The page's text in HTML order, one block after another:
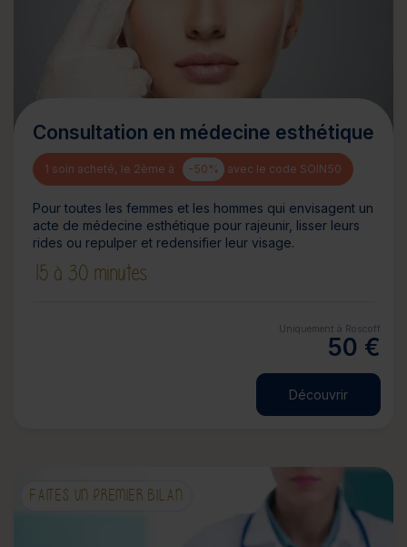
Consultation en médecine esthétique
1 soin acheté, le 2ème à -50% avec le code SOIN50
Pour toutes les femmes et les hommes qui envisagent un
acte de médecine esthétique pour rajeunir, lisser leurs
rides ou repulper et redensifier leur visage.
15 à 30 minutes
Uniquement à Roscoff
50 €
Découvrir
FAITES UN PREMIER BILAN